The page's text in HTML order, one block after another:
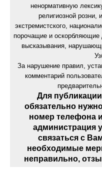
ненормативную
религиозной розни,
экстремистского,
порочащие и оскорбляющие
высказывания,
За нарушение правил,
комментарий
Для
обязательно
номер телефона
администрация
связаться с
необходимые
неправильно,